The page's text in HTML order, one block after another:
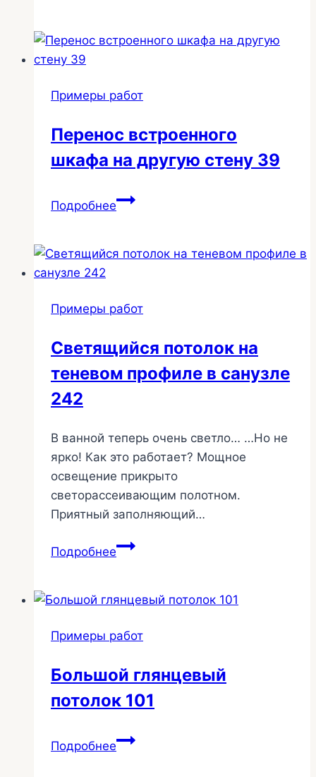
в
Примеры работ
Перенос встроенного
шкафа на другую стену 39
ПодробнееПеренос
на
39
Примеры работ
Светящийся потолок на
теневом профиле в санузле
242
В ванной теперь очень светло… …Но не
ярко! Как это работает? Мощное
освещение прикрыто
светорассеивающим полотном.
Приятный заполняющий…
ПодробнееСветящийся
теневом
в
242
Примеры работ
Большой глянцевый
потолок 101
ПодробнееБольшой